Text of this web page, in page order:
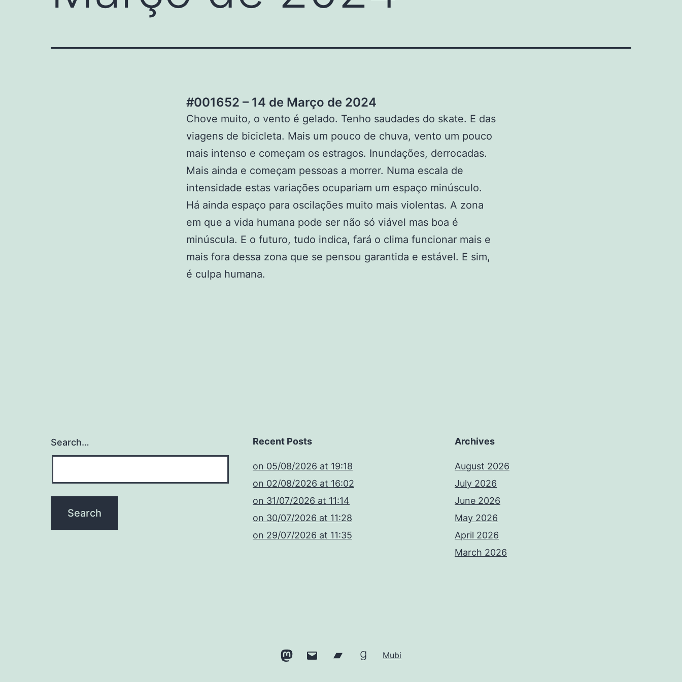
#001652 – 14 de Março de 2024
Chove muito, o vento é gelado. Tenho saudades do skate. E das
viagens de bicicleta. Mais um pouco de chuva, vento um pouco
mais intenso e começam os estragos. Inundações, derrocadas.
Mais ainda e começam pessoas a morrer. Numa escala de
intensidade estas variações ocupariam um espaço minúsculo.
Há ainda espaço para oscilações muito mais violentas. A zona
em que a vida humana pode ser não só viável mas boa é
minúscula. E o futuro, tudo indica, fará o clima funcionar mais e
mais fora dessa zona que se pensou garantida e estável. E sim,
é culpa humana.
Search… Recent Posts
​on 05/08/2026 at 19:18
​on 02/08/2026 at 16:02
​on 31/07/2026 at 11:14
​on 30/07/2026 at 11:28
​on 29/07/2026 at 11:35
Archives
August 2026
July 2026
June 2026
May 2026
April 2026
March 2026
MastodonEmail BandcampGoodreads
Mubi